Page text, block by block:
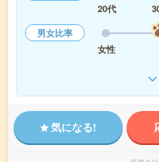
20代
男女比率
女性
気になる!